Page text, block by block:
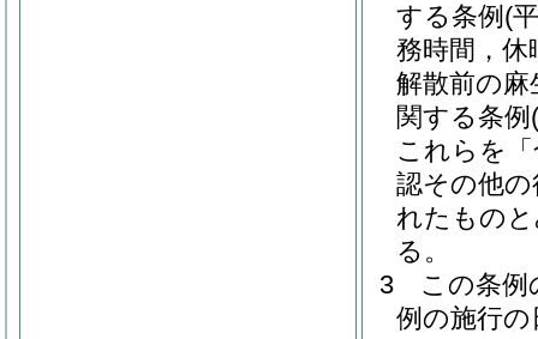
する条例 (
務時間，休
解散前の麻
関する条例
これらを
認その他
れたもの
る。
3
この条例
例の施行